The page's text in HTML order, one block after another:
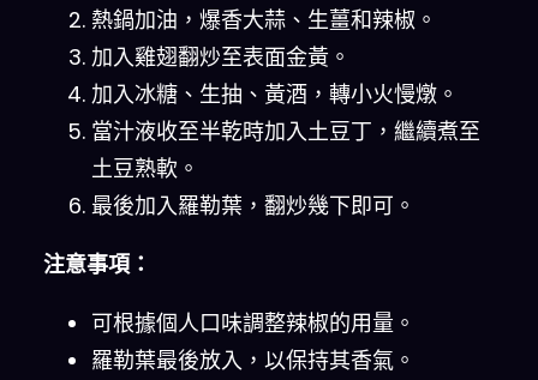
熱鍋加油，爆香大蒜、生薑和辣椒。
加入雞翅翻炒至表面金黃。
加入冰糖、生抽、黃酒，轉小火慢燉。
當汁液收至半乾時加入土豆丁，繼續煮至
土豆熟軟。
最後加入羅勒葉，翻炒幾下即可。
注意事項：
可根據個人口味調整辣椒的用量。
羅勒葉最後放入，以保持其香氣。